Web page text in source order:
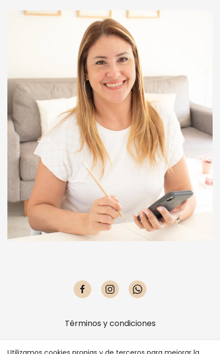
Términos y condiciones
Política de privacidad